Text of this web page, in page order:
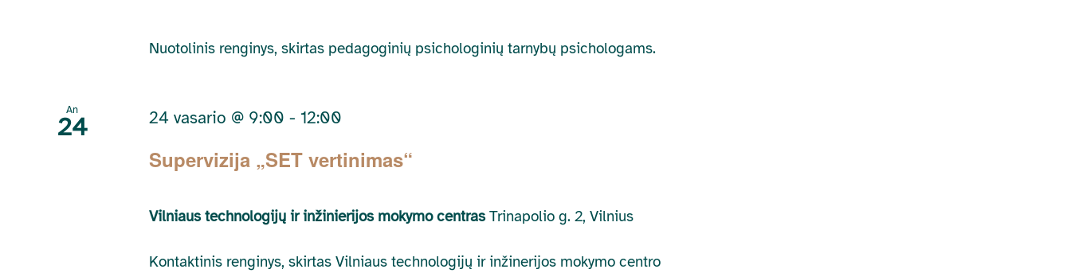
Nuotolinis renginys, skirtas pedagoginių psichologinių tarnybų psichologams.
An
24
Supervizija „SET vertinimas“
24 vasario @ 9:00 -12:00
Vilniaus technologijų ir inžinierijos mokymo centrasTrinapolio g. 2, Vilnius
Kontaktinis renginys, skirtas Vilniaus technologijų ir inžinerijos mokymo centro